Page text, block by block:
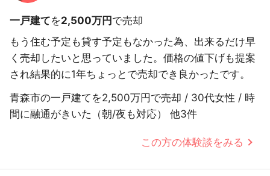
一戸建てを2,500万円で売却
もう住む予定も貸す予定もなかった為、出来るだけ早
く売却したいと思っていました。価格の値下げも提案
され結果的に1年ちょっとで売却でき良かったです。
青森市の一戸建てを2,500万円で売却 / 30代女性 / 時
間に融通がきいた（朝/夜も対応） 他3件
この方の体験談をみる